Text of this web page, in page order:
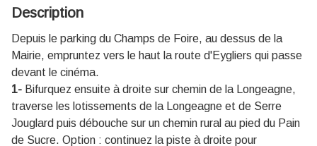
Description
Depuis le parking du Champs de Foire, au dessus de la
Mairie, empruntez vers le haut la route d'Eygliers qui passe
devant le cinéma.
1- Bifurquez ensuite à droite sur chemin de la Longeagne,
traverse les lotissements de la Longeagne et de Serre
Jouglard puis débouche sur un chemin rural au pied du Pain
de Sucre. Option : continuez la piste à droite pour